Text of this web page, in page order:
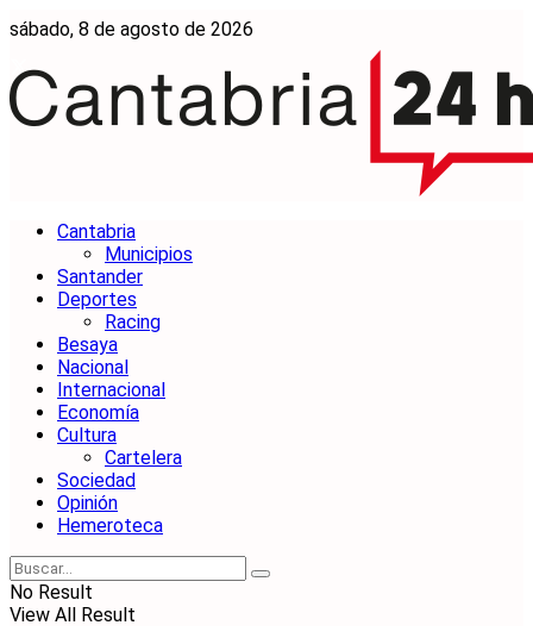
sábado, 8 de agosto de 2026
Cantabria
Municipios
Santander
Deportes
Racing
Besaya
Nacional
Internacional
Economía
Cultura
Cartelera
Sociedad
Opinión
Hemeroteca
No Result
View All Result